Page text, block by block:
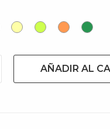
HoneyCitricPapaya
AÑADIR AL